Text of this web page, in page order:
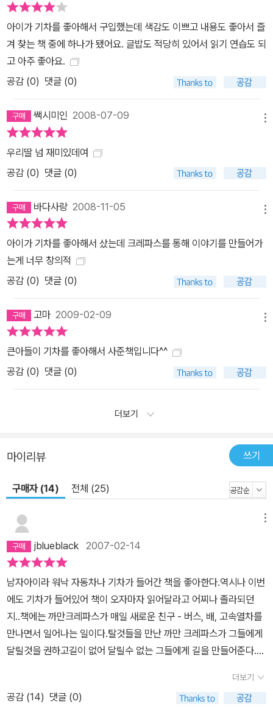
아이가 기차를 좋아해서 구입했는데 색감도 이쁘고 내용도 좋아서 즐
겨 찾는 책 중에 하나가 됐어요. 글밥도 적당히 있어서 읽기 연습도 되
고 아주 좋아요.
공감 (0) 댓글 (0)
쌕시미인 2008-07-09
우리딸 넘 재미있데여
공감 (0) 댓글 (0)
바다사랑 2008-11-05
아이가 기차를 좋아해서 샀는데 크레파스를 통해 이야기를 만들어가
는게 너무 창의적
공감 (0) 댓글 (0)
고마 2009-02-09
큰아들이 기차를 좋아해서 사준책입니다^^
공감 (0) 댓글 (0)
더보기
마이리뷰 쓰기
구매자 (14) 전체 (25)
jblueblack 2007-02-14
남자아이라 워낙 자동차나 기차가 들어간 책을 좋아한다.역시나 이번
에도 기차가 들어있어 책이 오자마자 읽어달라고 어찌나 졸라되던
지..책에는 까만크레파스가 매일 새로운 친구 - 버스, 배, 고속열차를
만나면서 일어나는 일이다.탈것들을 만난 까만 크레파스가 그들에게
달릴것을 권하고길이 없어 달릴수 없는 그들에게 길을 만들어준다.우
십번을 읽어주는게 힘들긴 하지만 ㅡ,.ㅡ덕분에 거기에 나오는 의성
어, 의태어는 벌써 배워서 얘기하고 있다. 탈것에 대한 만남과 배려에
더보기
공감 (14) 댓글 (0)